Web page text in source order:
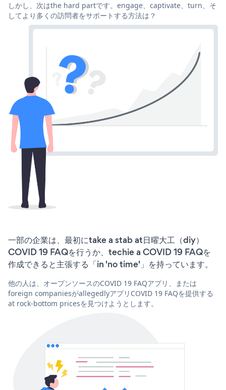
しかし、次はthe hard partです。engage、captivate、turn、そ
してより多くの訪問者をサポートする方法は？
一部の企業は、最初にtake a stab at日曜大工（diy）
COVID 19 FAQを行うか、techie a COVID 19 FAQを
作成できると主張する「in 'no time'」を持っています。
他の人は、オープンソースのCOVID 19 FAQアプリ、または
foreign companiesがallegedlyアプリCOVID 19 FAQを提供する
at rock-bottom pricesを見つけようとします。